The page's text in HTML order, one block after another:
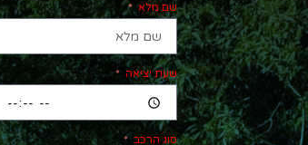
שם מלא
שעת יציאה
סוג הרכב